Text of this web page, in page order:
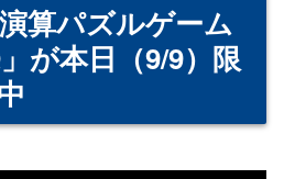
算パズルゲーム
が本日（9/9）限